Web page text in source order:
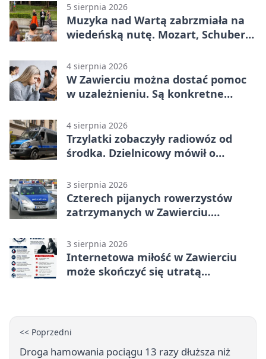
5 sierpnia 2026
Muzyka nad Wartą zabrzmiała na
wiedeńską nutę. Mozart, Schubert i
4 sierpnia 2026
W Zawierciu można dostać pomoc
w uzależnieniu. Są konkretne
4 sierpnia 2026
Trzylatki zobaczyły radiowóz od
środka. Dzielnicowy mówił o
3 sierpnia 2026
Czterech pijanych rowerzystów
zatrzymanych w Zawierciu.
3 sierpnia 2026
Internetowa miłość w Zawierciu
może skończyć się utratą
<< Poprzedni
Droga hamowania pociągu 13 razy dłuższa niż